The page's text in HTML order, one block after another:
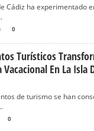
Cádiz ha experimentado
0
Turísticos
En La Isla
de turismo se han
0